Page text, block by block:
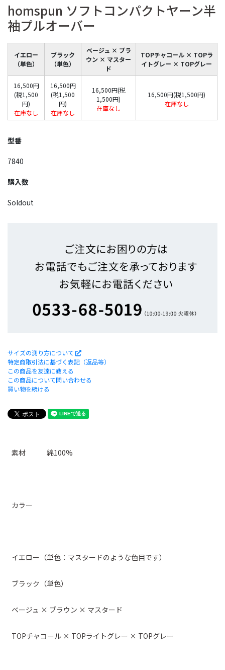
homspun ソフトコンパクトヤーン半
袖プルオーバー
イエロー
（単色）
ブラック
（単色）
ベージュ × ブラ
ウン × マスター
ド
TOPチャコール × TOPラ
イトグレー × TOPグレー
16,500円
(税1,500
円)
在庫なし
16,500円
(税1,500
円)
在庫なし
16,500円(税
1,500円)
在庫なし
16,500円(税1,500円)
在庫なし
型番
7840
購入数
Soldout
サイズの測り方について
特定商取引法に基づく表記（返品等）
この商品を友達に教える
この商品について問い合わせる
買い物を続ける
素材 綿100%
カラー
イエロー（単色：マスタードのような色目です）
ブラック（単色）
ベージュ × ブラウン × マスタード
TOPチャコール × TOPライトグレー × TOPグレー